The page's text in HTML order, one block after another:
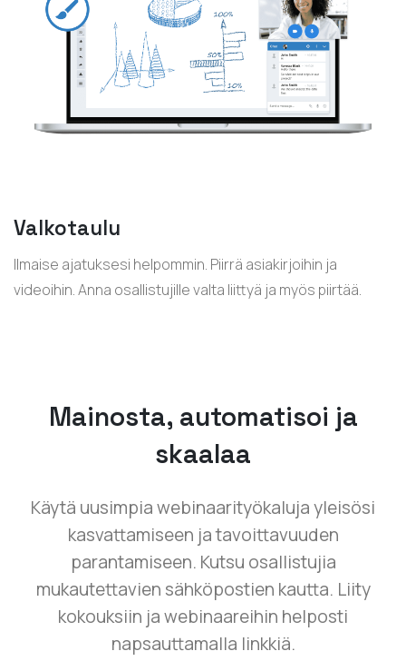
Valkotaulu
Ilmaise ajatuksesi helpommin. Piirrä asiakirjoihin ja
videoihin. Anna osallistujille valta liittyä ja myös piirtää.
Mainosta, automatisoi ja
skaalaa
Käytä uusimpia webinaarityökaluja yleisösi
kasvattamiseen ja tavoittavuuden
parantamiseen. Kutsu osallistujia
mukautettavien sähköpostien kautta. Liity
kokouksiin ja webinaareihin helposti
napsauttamalla linkkiä.